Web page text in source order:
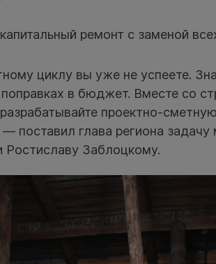
ремонт с заменой
циклу вы уже не успеете.
в бюджет. Вместе со
проектно-
поставил глава региона задачу
Ростиславу Заблоцкому.